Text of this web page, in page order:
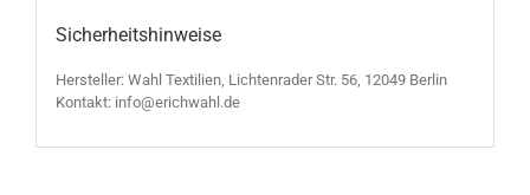
Sicherheitshinweise
Hersteller: Wahl Textilien, Lichtenrader Str. 56, 12049 Berlin
Kontakt: info@erichwahl.de